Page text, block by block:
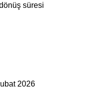
süresi
2026